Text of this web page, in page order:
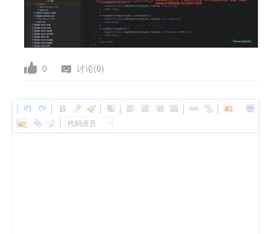
0 讨论(0)
代码语言